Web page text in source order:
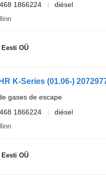
1866224
diésel
OÜ
gases de escape
1866224
diésel
OÜ